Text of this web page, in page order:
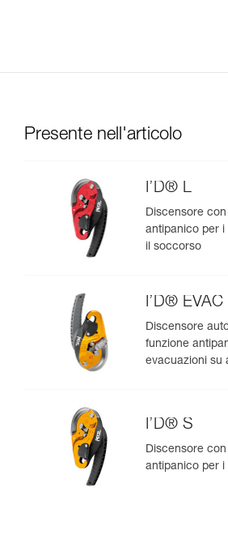
Presente nell'articolo
I’D® L
Discensore
antipanico per i
il soccorso
I’D® EVAC
Discensore
funzione
evacuazioni su
I’D® S
Discensore
antipanico per i